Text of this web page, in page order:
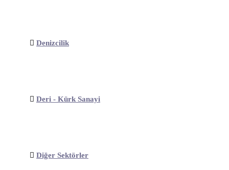
Denizcilik
Deri - Kürk Sanayi
Diğer Sektörler